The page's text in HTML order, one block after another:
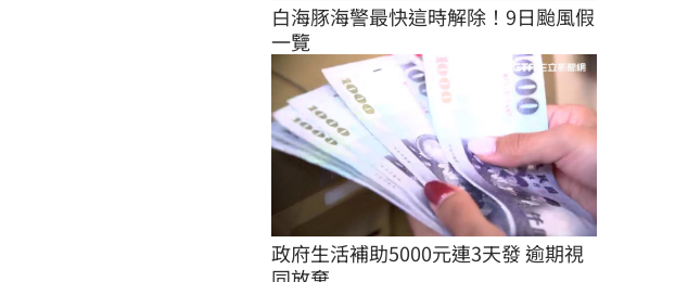
白海豚海警最快這時解除！9日颱風假
一覽
政府生活補助5000元連3天發 逾期視